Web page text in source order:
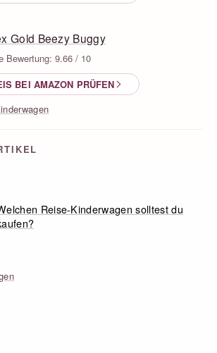
Gold Beezy Buggy
Bewertung: 9.66 / 10
BEI AMAZON PRÜFEN
Reise-Kinderwagen solltest du